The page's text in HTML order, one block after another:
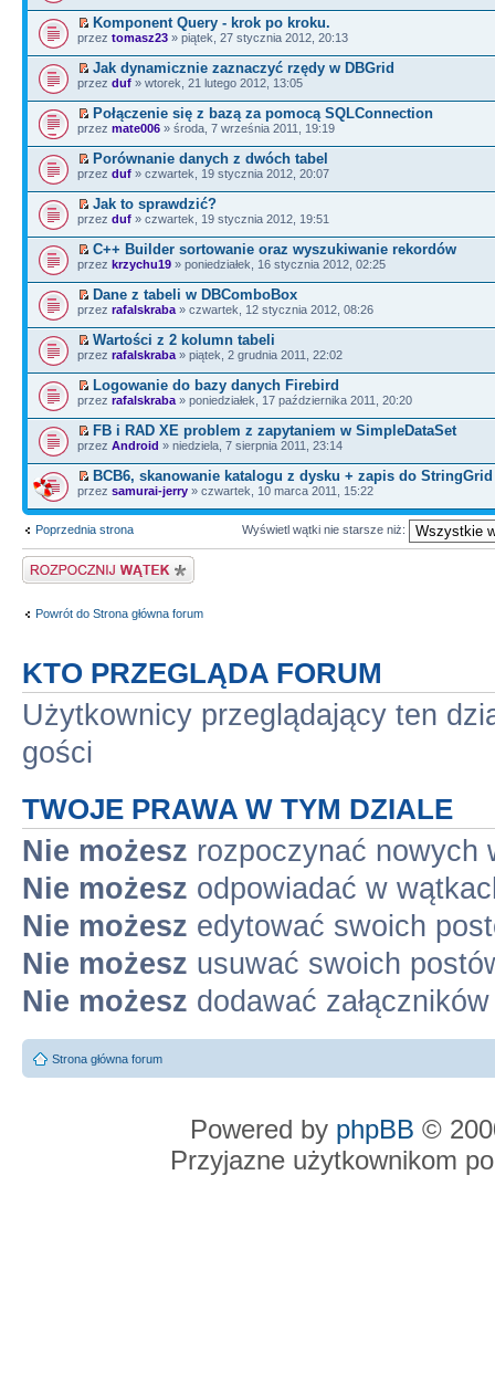
Komponent Query - krok po kroku.
przez tomasz23 » piątek, 27 stycznia 2012, 20:13
Jak dynamicznie zaznaczyć rzędy w DBGrid
przez duf » wtorek, 21 lutego 2012, 13:05
Połączenie się z bazą za pomocą SQLConnection
przez mate006 » środa, 7 września 2011, 19:19
Porównanie danych z dwóch tabel
przez duf » czwartek, 19 stycznia 2012, 20:07
Jak to sprawdzić?
przez duf » czwartek, 19 stycznia 2012, 19:51
C++ Builder sortowanie oraz wyszukiwanie rekordów
przez krzychu19 » poniedziałek, 16 stycznia 2012, 02:25
Dane z tabeli w DBComboBox
przez rafalskraba » czwartek, 12 stycznia 2012, 08:26
Wartości z 2 kolumn tabeli
przez rafalskraba » piątek, 2 grudnia 2011, 22:02
Logowanie do bazy danych Firebird
przez rafalskraba » poniedziałek, 17 października 2011, 20:20
FB i RAD XE problem z zapytaniem w SimpleDataSet
przez Android » niedziela, 7 sierpnia 2011, 23:14
BCB6, skanowanie katalogu z dysku + zapis do StringGrid
przez samurai-jerry » czwartek, 10 marca 2011, 15:22
Poprzednia strona Wyświetl wątki nie starsze niż:
Napisz wątek
Powrót do Strona główna forum
KTO PRZEGLĄDA FORUM
Użytkownicy przeglądający ten
gości
TWOJE PRAWA W TYM DZIALE
Nie możesz rozpoczynać nowych
Nie możesz odpowiadać w
Nie możesz edytować swoich
Nie możesz usuwać swoich
Nie możesz dodawać załączników
Strona główna forum
Powered by phpBB ©
Przyjazne użytkownikom